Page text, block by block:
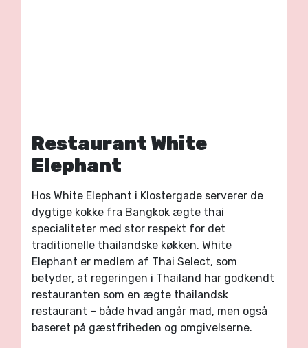
Restaurant White
Elephant
Hos White Elephant i Klostergade serverer de
dygtige kokke fra Bangkok ægte thai
specialiteter med stor respekt for det
traditionelle thailandske køkken. White
Elephant er medlem af Thai Select, som
betyder, at regeringen i Thailand har godkendt
restauranten som en ægte thailandsk
restaurant – både hvad angår mad, men også
baseret på gæstfriheden og omgivelserne.